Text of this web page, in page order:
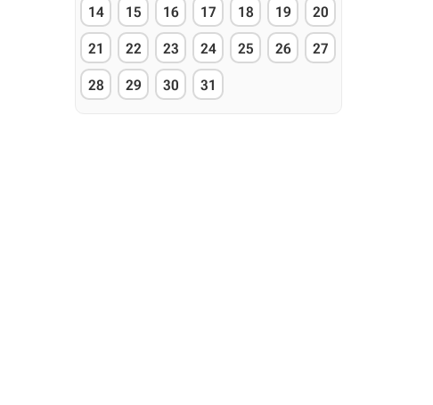
14 15 16 17 18 19 20
21 22 23 24 25 26 27
28 29 30 31